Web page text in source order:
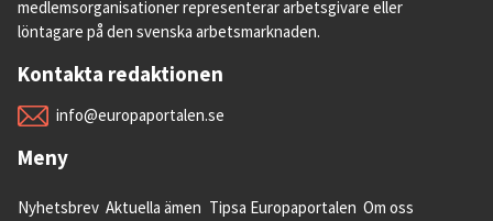
medlemsorganisationer representerar arbetsgivare eller
löntagare på den svenska arbetsmarknaden.
Kontakta redaktionen
info@europaportalen.se
Meny
Nyhetsbrev Aktuella ämen Tipsa Europaportalen Om oss